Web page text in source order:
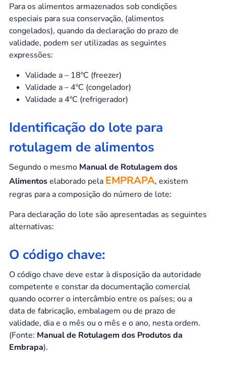
Para os alimentos armazenados sob condições
especiais para sua conservação, (alimentos
congelados), quando da declaração do prazo de
validade, podem ser utilizadas as seguintes
expressões:
Validade a – 18ºC (freezer)
Validade a – 4ºC (congelador)
Validade a 4ºC (refrigerador)
Identificação do lote para
rotulagem de alimentos
Segundo o mesmo Manual de Rotulagem dos
Alimentoselaborado pela EMPRAPA, existem
regras para a composição do número de lote:
Para declaração do lote são apresentadas as seguintes
alternativas:
O código chave:
O código chave deve estar à disposição da autoridade
competente e constar da documentação comercial
quando ocorrer o intercâmbio entre os países; ou a
data de fabricação, embalagem ou de prazo de
validade, dia e o mês ou o mês e o ano, nesta ordem.
(Fonte: Manual de Rotulagem dos Produtos da
Embrapa).